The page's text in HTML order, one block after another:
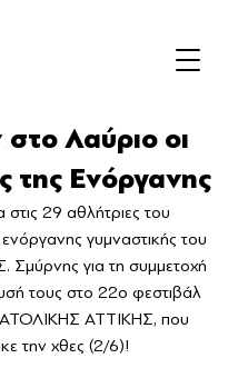
Λαύριο οι
της Ενόργανης
στις 29 αθλήτριες του
γυμναστικής του
Σμύρνης για τη συμμετοχή
τους στο 22ο φεστιβάλ
ΑΤΤΙΚΗΣ, που
την χθες (2/6)!